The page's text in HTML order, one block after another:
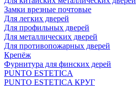
Замки врезные почтовые
Для легких дверей
Для профильных дверей
Для металлических дверей
Для противопожарных дверей
Крепёж
Фурнитура для финских дерей
PUNTO ESTETICA
PUNTO ESTETICA КРУГ